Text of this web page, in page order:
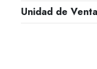
Unidad de Venta